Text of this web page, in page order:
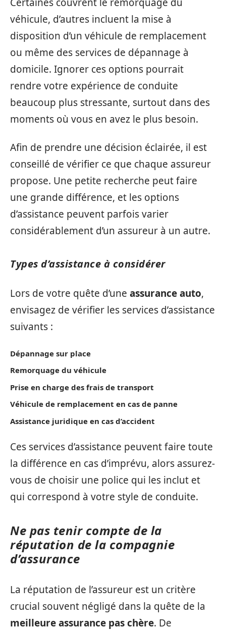
Certaines couvrent le remorquage du
véhicule, d’autres incluent la mise à
disposition d’un véhicule de remplacement
ou même des services de dépannage à
domicile. Ignorer ces options pourrait
rendre votre expérience de conduite
beaucoup plus stressante, surtout dans des
moments où vous en avez le plus besoin.
Afin de prendre une décision éclairée, il est
conseillé de vérifier ce que chaque assureur
propose. Une petite recherche peut faire
une grande différence, et les options
d’assistance peuvent parfois varier
considérablement d’un assureur à un autre.
Types d’assistance à considérer
Lors de votre quête d’une assurance auto,
envisagez de vérifier les services d’assistance
suivants :
Dépannage sur place
Remorquage du véhicule
Prise en charge des frais de transport
Véhicule de remplacement en cas de panne
Assistance juridique en cas d’accident
Ces services d’assistance peuvent faire toute
la différence en cas d’imprévu, alors assurez-
vous de choisir une police qui les inclut et
qui correspond à votre style de conduite.
Ne pas tenir compte de la
réputation de la compagnie
d’assurance
La réputation de l’assureur est un critère
crucial souvent négligé dans la quête de la
meilleure assurance pas chère. De